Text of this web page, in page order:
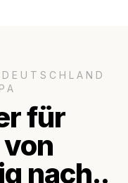
für
nach..